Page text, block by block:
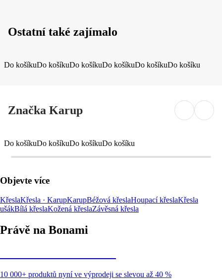
Ostatní také zajímalo
Do košíkuDo košíkuDo košíkuDo košíkuDo košíkuDo košíku
Značka Karup
Do košíkuDo košíkuDo košíkuDo košíku
Objevte více
KřeslaKřesla · KarupKarupBéžová křeslaHoupací křeslaKřesla
ušákBílá křeslaKožená křeslaZávěsná křesla
Právě na Bonami
10 000+ produktů nyní ve výprodeji se slevou až 40 %